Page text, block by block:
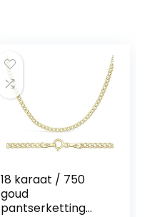
18 karaat / 750
goud
pantserketting